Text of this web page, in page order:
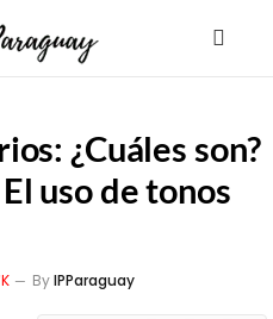
¿Cuáles son?
uso de tonos
ByIPParaguay